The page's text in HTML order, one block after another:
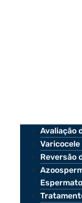
Avaliação
Varicocele
Reversão